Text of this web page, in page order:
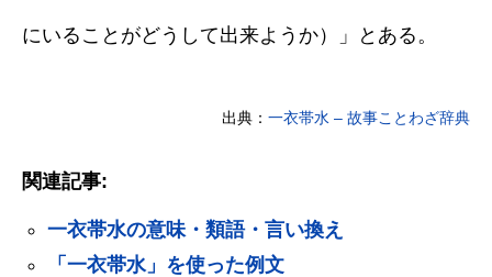
にいることがどうして出来ようか）」とある。
出典： 一衣帯水 – 故事ことわざ辞典
関連記事:
一衣帯水の意味・類語・言い換え
「一衣帯水」を使った例文